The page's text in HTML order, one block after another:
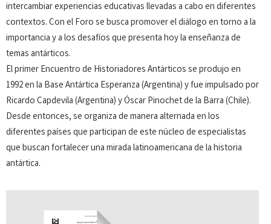
intercambiar experiencias educativas llevadas a cabo en diferentes
contextos. Con el Foro se busca promover el diálogo en torno a la
importancia y a los desafíos que presenta hoy la enseñanza de
temas antárticos.
El primer Encuentro de Historiadores Antárticos se produjo en
1992 en la Base Antártica Esperanza (Argentina) y fue impulsado por
Ricardo Capdevila (Argentina) y Óscar Pinochet de la Barra (Chile).
Desde entonces, se organiza de manera alternada en los
diferentes países que participan de este núcleo de especialistas
que buscan fortalecer una mirada latinoamericana de la historia
antártica.